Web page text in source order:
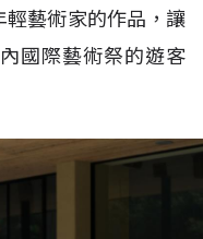
藝術家的作品，讓
國際藝術祭的遊客